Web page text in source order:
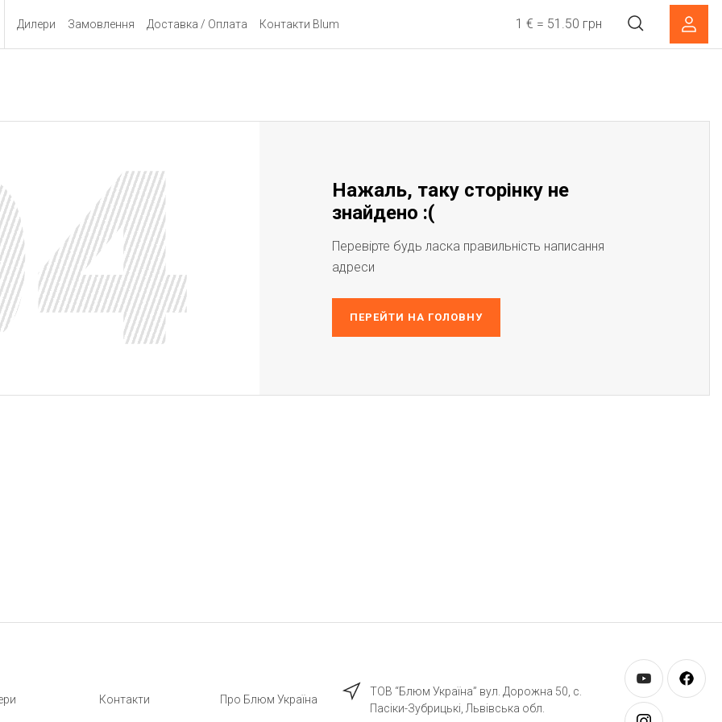
Дилери Замовлення Доставка / Оплата Контакти Blum 1 € = 51.50 грн
Нажаль, таку сторінку не
знайдено :(
Перевірте будь ласка правильність написання
адреси
ПЕРЕЙТИ НА ГОЛОВНУ
Контакти Про Блюм Україна
ТОВ “Блюм Україна” вул. Дорожна 50, c.
Пасіки-Зубрицькі, Львівська обл.